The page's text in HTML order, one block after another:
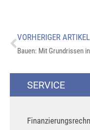
VORHERIGER ARTIKEL
SERVICE